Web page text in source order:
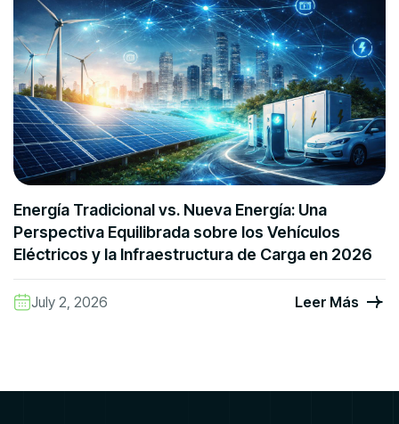
Energía Tradicional vs. Nueva Energía: Una
Perspectiva Equilibrada sobre los Vehículos
Eléctricos y la Infraestructura de Carga en 2026
July 2, 2026 Leer Más